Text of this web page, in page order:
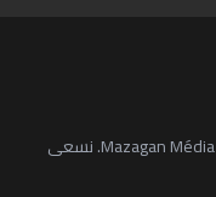
جريدة إلكترونية مغربية شاملة تصدر عن شركة Mazagan Média. نسعى